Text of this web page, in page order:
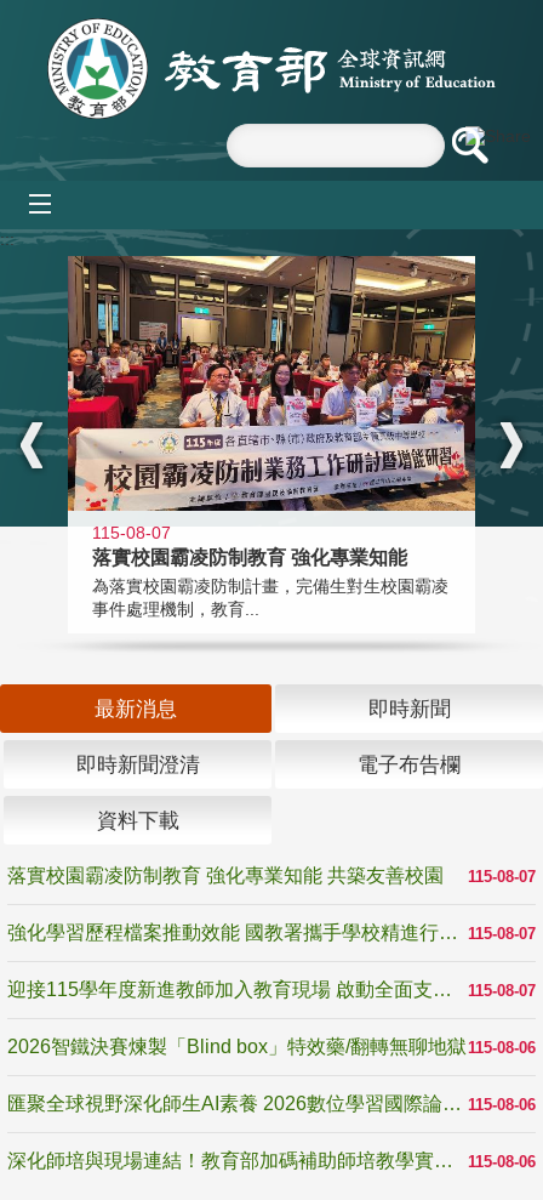
跳到主要內容區塊
:::
115-08-07
落實校園霸凌防制教育 強化專業知能
為落實校園霸凌防制計畫，完備生對生校園霸凌
事件處理機制，教育...
最新消息 即時新聞
即時新聞澄清 電子布告欄
資料下載
115-08-07
落實校園霸凌防制教育 強化專業知能 共築友善校園
115-08-07
強化學習歷程檔案推動效能 國教署攜手學校精進行政與教學支持
115-08-07
迎接115學年度新進教師加入教育現場 啟動全面支持陪伴
115-08-06
2026智鐵決賽煉製「Blind box」特效藥/翻轉無聊地獄
115-08-06
匯聚全球視野深化師生AI素養 2026數位學習國際論壇高雄登場
115-08-06
深化師培與現場連結！教育部加碼補助師培教學實踐研究 10月師培國際研討會交流教學實踐經驗